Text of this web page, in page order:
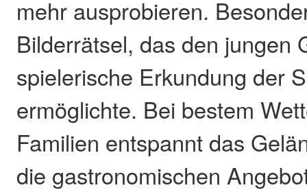
mehr ausprobieren.
Bilderrätsel, das den jungen
spielerische Erkundung der
ermöglichte. Bei bestem
Familien entspannt das
die gastronomischen